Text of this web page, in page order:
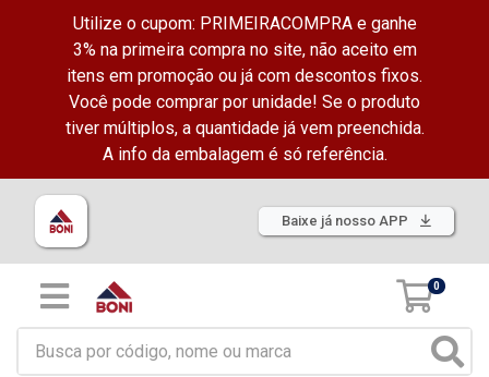
Utilize o cupom: PRIMEIRACOMPRA e ganhe
3% na primeira compra no site, não aceito em
itens em promoção ou já com descontos fixos.
Você pode comprar por unidade! Se o produto
tiver múltiplos, a quantidade já vem preenchida.
A info da embalagem é só referência.
Baixe já nosso APP
0